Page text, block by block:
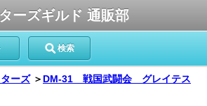
ーズギルド 通販部
検索
ーズ ＞ DM-31 戦国武闘会 グレイテス